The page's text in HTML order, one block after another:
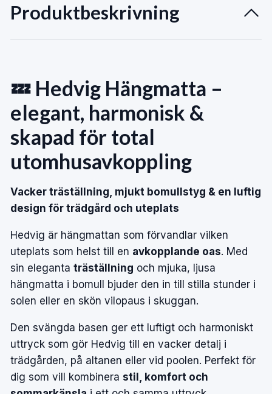
Produktbeskrivning
💤 Hedvig Hängmatta –
elegant, harmonisk &
skapad för total
utomhusavkoppling
Vacker träställning, mjukt bomullstyg & en luftig
design för trädgård och uteplats
Hedvig är hängmattan som förvandlar vilken
uteplats som helst till en avkopplande oas. Med
sin eleganta träställning och mjuka, ljusa
hängmatta i bomull bjuder den in till stilla stunder i
solen eller en skön vilopaus i skuggan.
Den svängda basen ger ett luftigt och harmoniskt
uttryck som gör Hedvig till en vacker detalj i
trädgården, på altanen eller vid poolen. Perfekt för
dig som vill kombinera stil, komfort och